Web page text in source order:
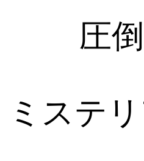
ミステ
圧